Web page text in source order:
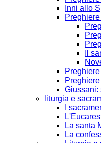
Inni allo
Il
Giussani:
liturgia e
I
La santa
La